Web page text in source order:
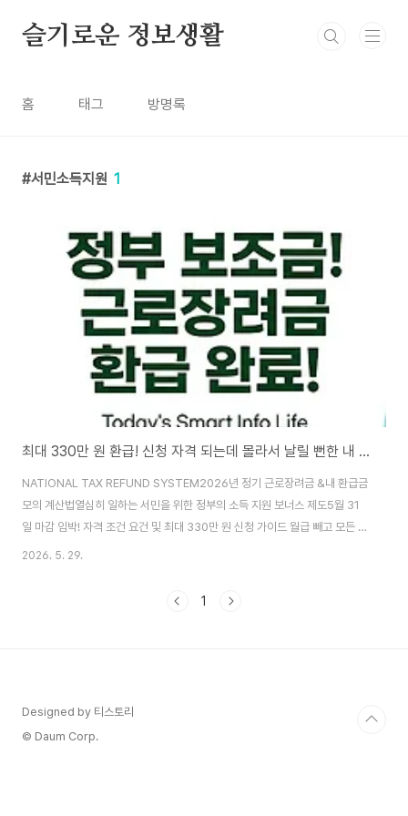
슬기로운 정보생활
홈 태그 방명록
서민소득지원 1
최대 330만 원 환급! 신청 자격 되는데 몰라서 날릴 뻔한 내 근로장려금 구출하기
NATIONAL TAX REFUND SYSTEM2026년 정기 근로장려금 &내 환급금
모의 계산법열심히 일하는 서민을 위한 정부의 소득 지원 보너스 제도5월 31
일 마감 임박! 자격 조건 요건 및 최대 330만 원 신청 가이드 월급 빼고 모든 물
가가 무섭게 치솟는 요즘, 통장을 스쳐 지나가는 월급만으로는 하루하루 가계
어 생활에 보탬이 필요한 서민과 근로자분들을 위해 정부에서는 매년 단비와
2026. 5. 29.
1
Designed by 티스토리
© Daum Corp.